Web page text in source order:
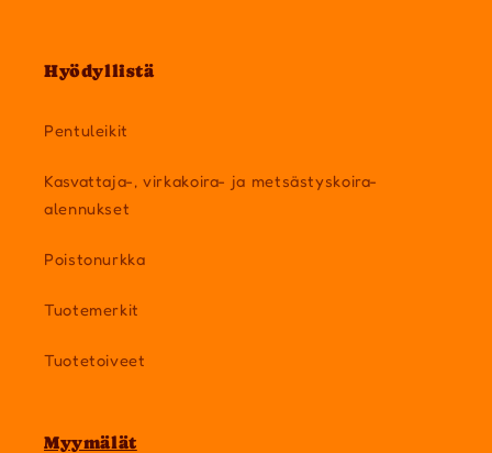
Hyödyllistä
Pentuleikit
Kasvattaja-, virkakoira- ja metsästyskoira-
alennukset
Poistonurkka
Tuotemerkit
Tuotetoiveet
Myymälät